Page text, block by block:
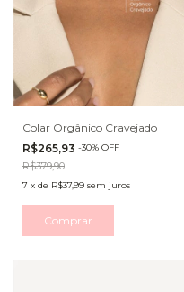
Colar Orgânico Cravejado
R$265,93 -30% OFF
R$379,90
7 x de R$37,99 sem juros
Comprar